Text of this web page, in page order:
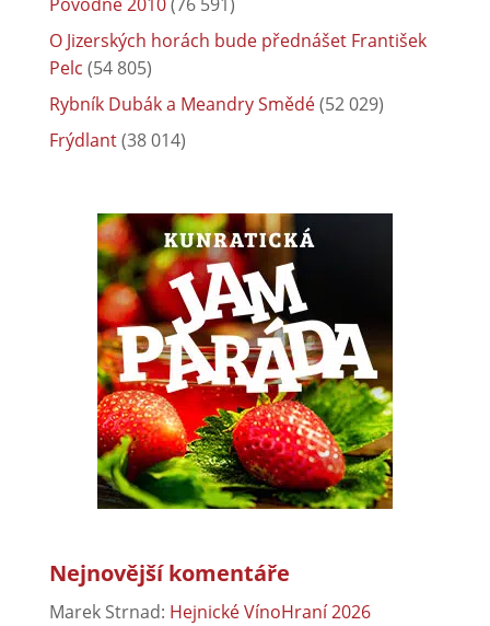
O Jizerských horách bude přednášet František
Pelc (54 805)
Rybník Dubák a Meandry Smědé(52 029)
Frýdlant(38 014)
Nejnovější komentáře
Marek Strnad: Hejnické VínoHraní 2026